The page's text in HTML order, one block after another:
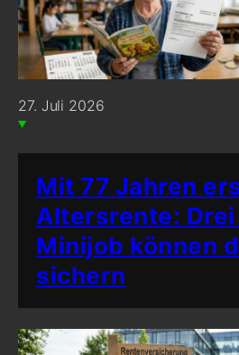
27. Juli 2026
Mit 77 Jahren
Altersrente:
Minijob können
sichern